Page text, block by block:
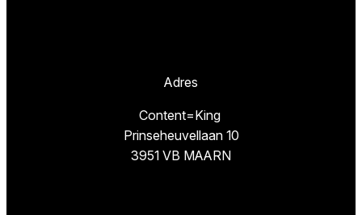
Adres
Content=King
Prinseheuvellaan 10
3951 VB MAARN